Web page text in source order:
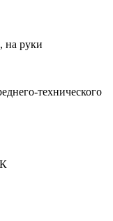
на руки
технического